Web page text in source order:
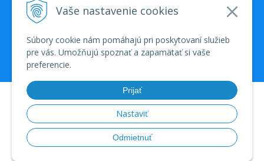
Vaše nastavenie cookies
Súbory cookie nám pomáhajú pri poskytovaní služieb
pre vás. Umožňujú spoznať a zapamätať si vaše
preferencie.
Prijať
Nastaviť
Odmietnuť
© 2026 TV SAT Multimédiá • tvorba eshopu cez UNIobchod, webhosting
spoločnosti WEBYGROUP • dbartzvyšovanie návštevnosti•